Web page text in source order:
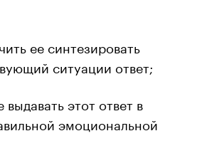
ее синтезировать
ситуации ответ;
выдавать этот ответ в
эмоциональной